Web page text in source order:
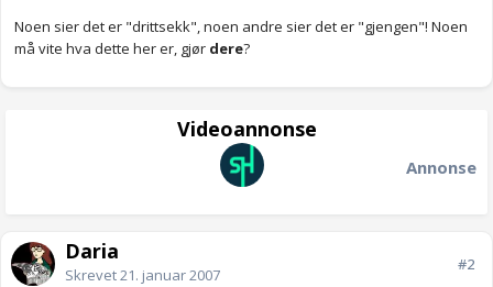
Noen sier det er "drittsekk", noen andre sier det er "gjengen"! Noen
må vite hva dette her er, gjør dere?
Videoannonse
Annonse
Daria
Skrevet21. januar 2007
#2